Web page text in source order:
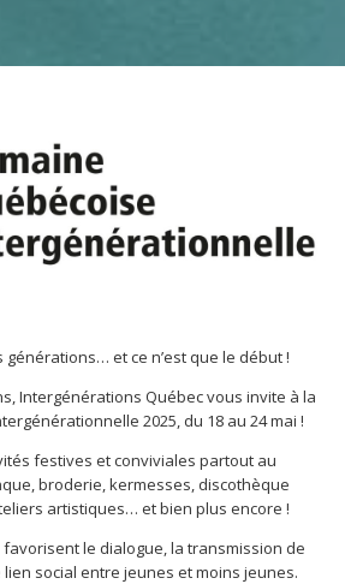
et ce n’est que le début !
Intergénérations Québec vous invite à la
2025, du 18 au 24 mai !
festives et conviviales partout au
broderie, kermesses, discothèque
artistiques… et bien plus encore !
le dialogue, la transmission de
social entre jeunes et moins jeunes.